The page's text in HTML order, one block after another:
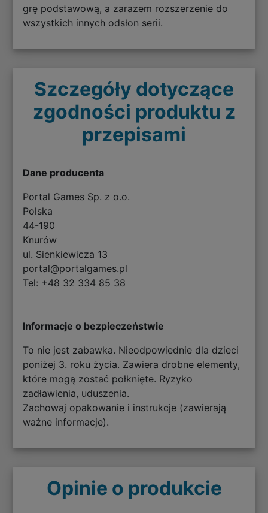
grę podstawową, a zarazem rozszerzenie do
wszystkich innych odsłon serii.
Szczegóły dotyczące
zgodności produktu z
przepisami
Dane producenta
Portal Games Sp. z o.o.
Polska
44-190
Knurów
ul. Sienkiewicza 13
portal@portalgames.pl
Tel: +48 32 334 85 38
Informacje o bezpieczeństwie
To nie jest zabawka. Nieodpowiednie dla dzieci
poniżej 3. roku życia. Zawiera drobne elementy,
które mogą zostać połknięte. Ryzyko
zadławienia, uduszenia.
Zachowaj opakowanie i instrukcje (zawierają
ważne informacje).
Opinie o produkcie